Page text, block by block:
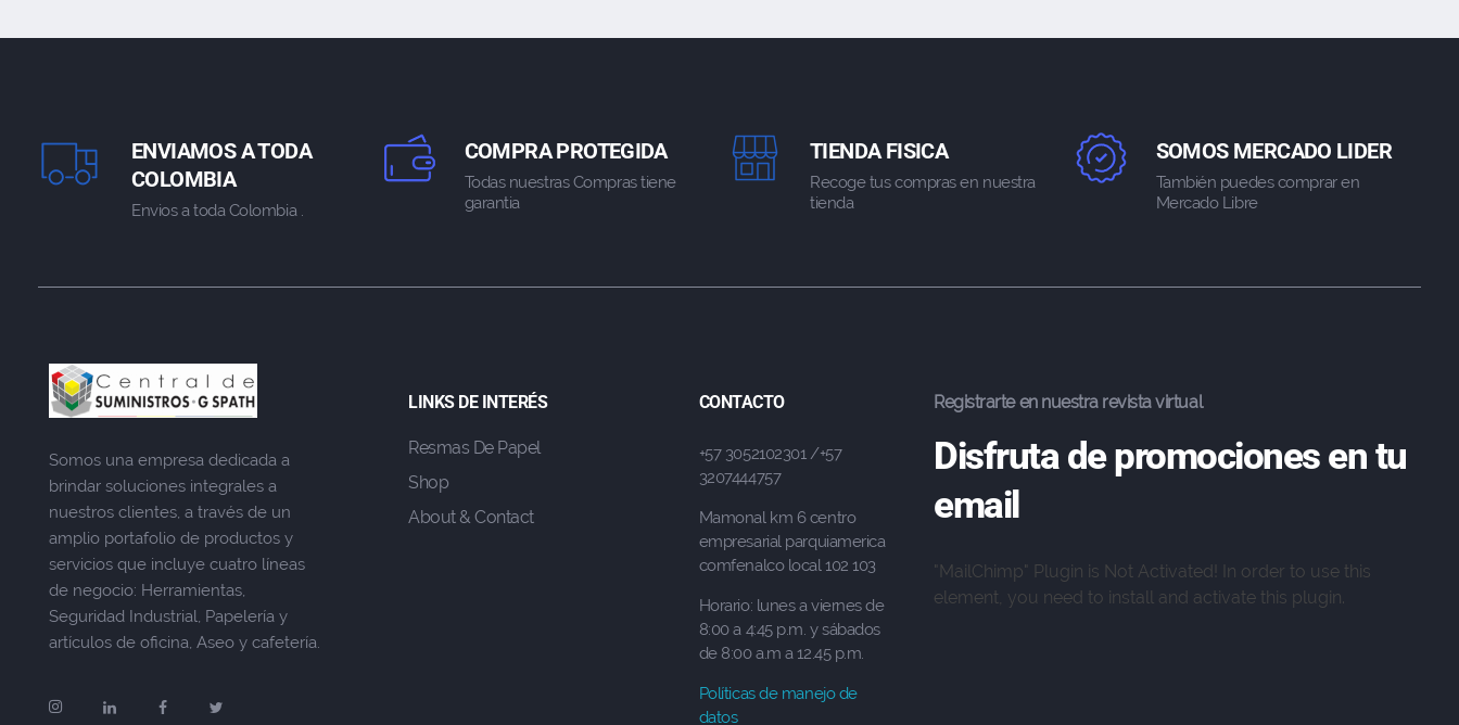
ENVIAMOS A TODA
COLOMBIA
Envios a toda Colombia .
COMPRA PROTEGIDA
Todas nuestras Compras tiene
garantia
TIENDA FISICA
Recoge tus compras en nuestra
tienda
SOMOS MERCADO LIDER
También puedes comprar en
Mercado Libre
Somos una empresa dedicada a
brindar soluciones integrales a
nuestros clientes, a través de un
amplio portafolio de productos y
servicios que incluye cuatro líneas
de negocio: Herramientas,
Seguridad Industrial, Papelería y
artículos de oficina, Aseo y cafetería.
LINKS DE INTERÉS
Resmas De Papel
Shop
About & Contact
CONTACTO
+57 3052102301 /+57
3207444757
Mamonal km 6 centro
empresarial parquiamerica
comfenalco local 102 103
Horario: lunes a viernes de
8:00 a 4:45 p.m. y sábados
de 8:00 a.m a 12.45 p.m.
Políticas de manejo de
datos
Registrarte en nuestra revista virtual
Disfruta de promociones en tu
email
"MailChimp" Plugin is Not Activated!
In order to use this
element, you need to install and activate this plugin.
Soy Gio, En qué puedo